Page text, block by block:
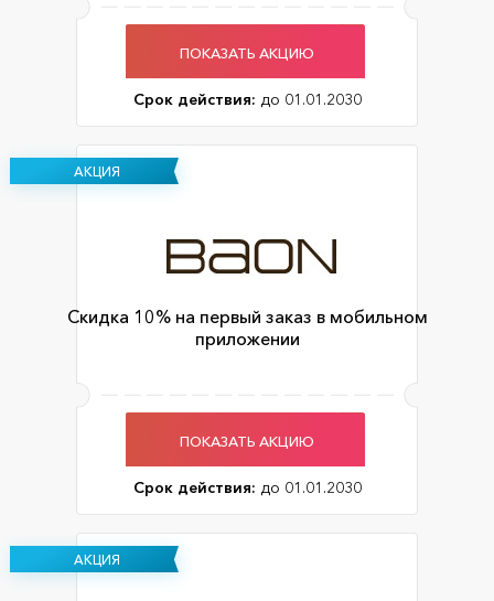
ПОКАЗАТЬ АКЦИЮ
Срок действия: до 01.01.2030
АКЦИЯ
Скидка 10% на первый заказ в мобильном
приложении
ПОКАЗАТЬ АКЦИЮ
Срок действия: до 01.01.2030
АКЦИЯ